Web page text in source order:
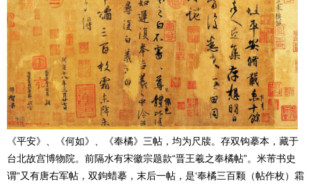
《平安》、《何如》、《奉橘》三帖，均为尺牍。存双钩摹本，藏于
台北故宫博物院。前隔水有宋徽宗题款“晋王羲之奉橘帖”。米芾书史
谓“又有唐右军帖，双鉤蜡摹，末后一帖，是‘奉橘三百颗（帖作枚）霜